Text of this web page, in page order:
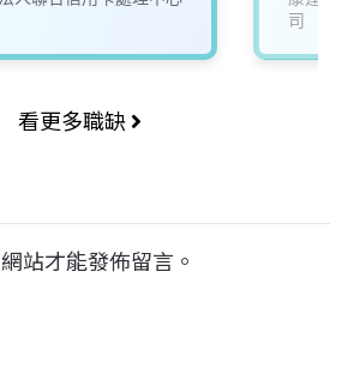
司
看更多職缺
網站才能發佈留言。